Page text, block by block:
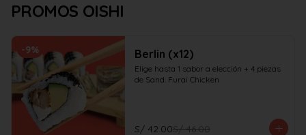
PROMOS OISHI
-9% Berlin (x12)
Elige hasta 1 sabor a elección + 4 piezas
de Sand. Furai Chicken
S/ 42.00S/ 46.00